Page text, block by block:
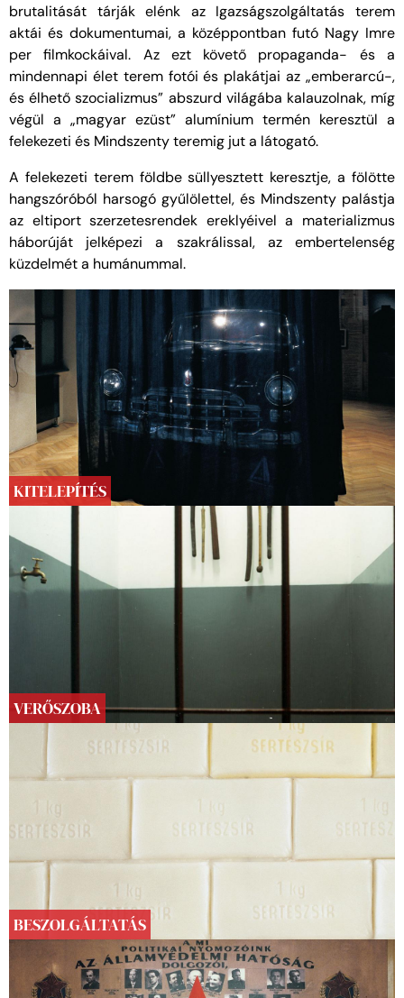
brutalitását tárják elénk az Igazságszolgáltatás terem
aktái és dokumentumai, a középpontban futó Nagy Imre
per filmkockáival. Az ezt követő propaganda- és a
mindennapi élet terem fotói és plakátjai az „emberarcú-,
és élhető szocializmus” abszurd világába kalauzolnak, míg
végül a „magyar ezüst” alumínium termén keresztül a
felekezeti és Mindszenty teremig jut a látogató.
A felekezeti terem földbe süllyesztett keresztje, a fölötte
hangszóróból harsogó gyűlölettel, és Mindszenty palástja
az eltiport szerzetesrendek ereklyéivel a materializmus
háborúját jelképezi a szakrálissal, az embertelenség
küzdelmét a humánummal.
KITELEPÍTÉS
VERŐSZOBA
BESZOLGÁLTATÁS